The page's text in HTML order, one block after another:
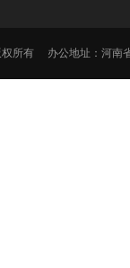
权所有 办公地址：河